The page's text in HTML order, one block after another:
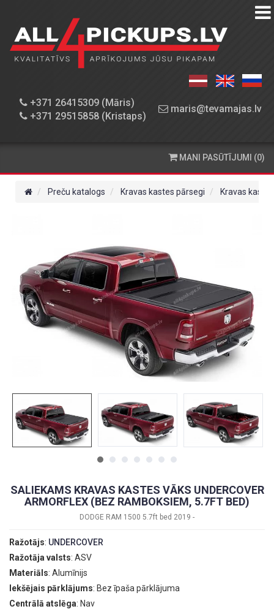
+371 26415309 (Māris)
+371 29515858 (Kristaps)
maris@tevamajas.lv
PREČU
KATALOGS
PIEGĀDE
MANI PASŪTĪJUMI (0)
Preču katalogs Kravas kastes pārsegi Kravas
SALIEKAMS KRAVAS KASTES VĀKS UNDERCOVER
ARMORFLEX (BEZ RAMBOKSIEM, 5.7FT BED)
DODGE RAM 1500 5.7ft bed 2019 -
Ražotājs: UNDERCOVER
Ražotāja valsts: ASV
Materiāls: Alumīnijs
Iekšējais pārklājums: Bez īpaša pārklājuma
Centrālā atslēga: Nav